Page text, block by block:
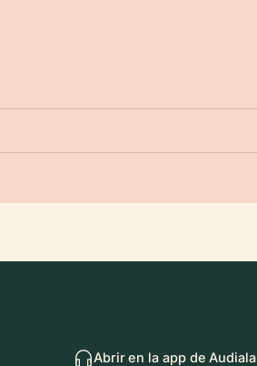
Abrir en la app de Audiala